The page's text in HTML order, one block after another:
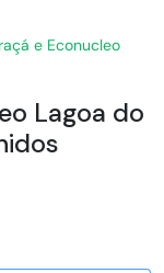
e Econucleo
Lagoa do